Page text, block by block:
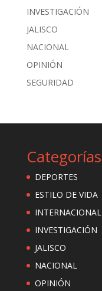
INVESTIGACIÓN
JALISCO
NACIONAL
OPINIÓN
SEGURIDAD
Categorías
DEPORTES
ESTILO DE VIDA
INTERNACIONAL
INVESTIGACIÓN
JALISCO
NACIONAL
OPINIÓN